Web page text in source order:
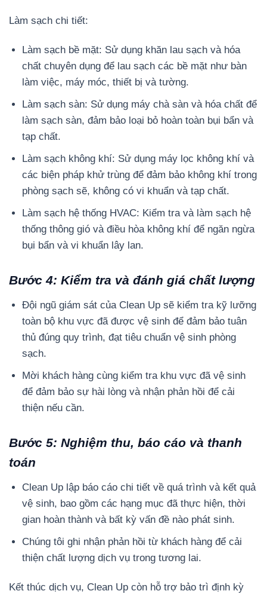
Làm sạch chi tiết:
Làm sạch bề mặt: Sử dụng khăn lau sạch và hóa
chất chuyên dụng để lau sạch các bề mặt như bàn
làm việc, máy móc, thiết bị và tường.
Làm sạch sàn: Sử dụng máy chà sàn và hóa chất để
làm sạch sàn, đảm bảo loại bỏ hoàn toàn bụi bẩn và
tạp chất.
Làm sạch không khí: Sử dụng máy lọc không khí và
các biện pháp khử trùng để đảm bảo không khí trong
phòng sạch sẽ, không có vi khuẩn và tạp chất.
Làm sạch hệ thống HVAC: Kiểm tra và làm sạch hệ
thống thông gió và điều hòa không khí để ngăn ngừa
bụi bẩn và vi khuẩn lây lan.
Bước 4: Kiểm tra và đánh giá chất lượng
Đội ngũ giám sát của Clean Up sẽ kiểm tra kỹ lưỡng
toàn bộ khu vực đã được vệ sinh để đảm bảo tuân
thủ đúng quy trình, đạt tiêu chuẩn vệ sinh phòng
sạch.
Mời khách hàng cùng kiểm tra khu vực đã vệ sinh
để đảm bảo sự hài lòng và nhận phản hồi để cải
thiện nếu cần.
Bước 5: Nghiệm thu, báo cáo và thanh
toán
Clean Up lập báo cáo chi tiết về quá trình và kết quả
vệ sinh, bao gồm các hạng mục đã thực hiện, thời
gian hoàn thành và bất kỳ vấn đề nào phát sinh.
Chúng tôi ghi nhận phản hồi từ khách hàng để cải
thiện chất lượng dịch vụ trong tương lai.
Kết thúc dịch vụ, Clean Up còn hỗ trợ bảo trì định kỳ